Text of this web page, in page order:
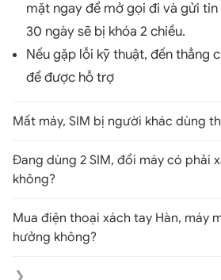
mặt ngay để mở gọi đi và gửi tin
30 ngày sẽ bị khóa 2 chiều.
Nếu gặp lỗi kỹ thuật, đến thẳng
để được hỗ trợ
Mất máy, SIM bị người khác dùng
→ Đó là lý do chính của quy định
SIM vào máy khác sẽ bị chặn
không vượt qua xác thực khuôn
Đang dùng 2 SIM, đổi máy có phải
không?
thiết bị mới.
Mua điện thoại xách tay Hàn, máy
hưởng không?